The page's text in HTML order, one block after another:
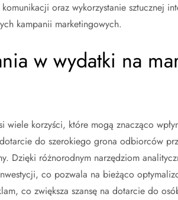
oraz wykorzystanie sztucznej
kampanii marketingowych.
w wydatki na
wiele korzyści, które mogą znacząco
do szerokiego grona odbiorców
Dzięki różnorodnym narzędziom
co pozwala na bieżąco
co zwiększa szansę na dotarcie do